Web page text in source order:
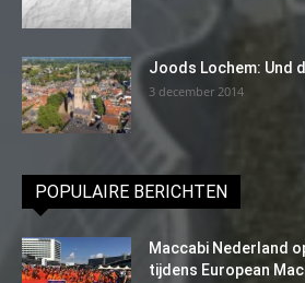
Joods Lochem: Und
3 december 2014
POPULAIRE BERICHTEN
Maccabi Nederland
tijdens European